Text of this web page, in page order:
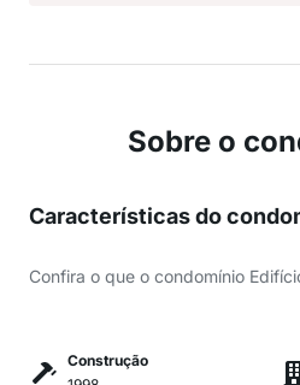
Sobre o
Características do
Confira o que o condomínio
Construção